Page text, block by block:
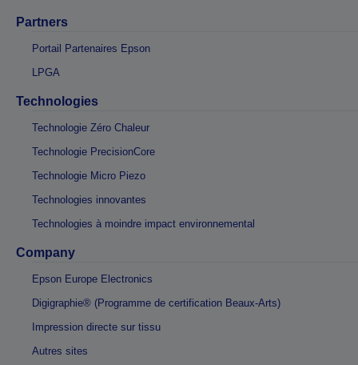
Partners
Portail Partenaires Epson
LPGA
Technologies
Technologie Zéro Chaleur
Technologie PrecisionCore
Technologie Micro Piezo
Technologies innovantes
Technologies à moindre impact environnemental
Company
Epson Europe Electronics
Digigraphie® (Programme de certification Beaux-Arts)
Impression directe sur tissu
Autres sites